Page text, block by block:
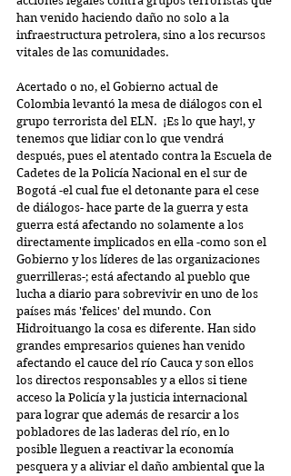
han venido haciendo daño no solo a la
infraestructura petrolera, sino a los recursos
vitales de las comunidades.
Acertado o no, el Gobierno actual de
Colombia levantó la mesa de diálogos con el
grupo terrorista del ELN.  ¡Es lo que hay!, y
tenemos que lidiar con lo que vendrá
después, pues el atentado contra la Escuela de
Cadetes de la Policía Nacional en el sur de
Bogotá -el cual fue el detonante para el cese
de diálogos- hace parte de la guerra y esta
guerra está afectando no solamente a los
directamente implicados en ella -como son el
Gobierno y los líderes de las organizaciones
guerrilleras-; está afectando al pueblo que
lucha a diario para sobrevivir en uno de los
países más 'felices' del mundo. Con
Hidroituango la cosa es diferente. Han sido
grandes empresarios quienes han venido
afectando el cauce del río Cauca y son ellos
los directos responsables y a ellos si tiene
acceso la Policía y la justicia internacional
para lograr que además de resarcir a los
pobladores de las laderas del río, en lo
posible lleguen a reactivar la economía
pesquera y a aliviar el daño ambiental que la